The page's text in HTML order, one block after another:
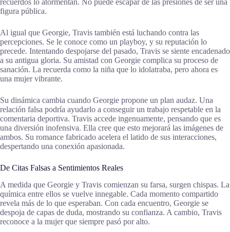
recuerdos lo atormentan. No puede escapar de las presiones de ser una
figura pública.
Al igual que Georgie, Travis también está luchando contra las
percepciones. Se le conoce como un playboy, y su reputación lo
precede. Intentando despojarse del pasado, Travis se siente encadenado
a su antigua gloria. Su amistad con Georgie complica su proceso de
sanación. La recuerda como la niña que lo idolatraba, pero ahora es
una mujer vibrante.
Su dinámica cambia cuando Georgie propone un plan audaz. Una
relación falsa podría ayudarlo a conseguir un trabajo respetable en la
comentaria deportiva. Travis accede ingenuamente, pensando que es
una diversión inofensiva. Ella cree que esto mejorará las imágenes de
ambos. Su romance fabricado acelera el latido de sus interacciones,
despertando una conexión apasionada.
De Citas Falsas a Sentimientos Reales
A medida que Georgie y Travis comienzan su farsa, surgen chispas. La
química entre ellos se vuelve innegable. Cada momento compartido
revela más de lo que esperaban. Con cada encuentro, Georgie se
despoja de capas de duda, mostrando su confianza. A cambio, Travis
reconoce a la mujer que siempre pasó por alto.